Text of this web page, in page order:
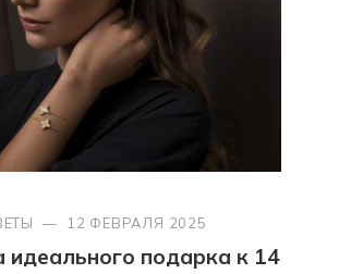
— 12 ФЕВРАЛЯ 2025
подарка к 14